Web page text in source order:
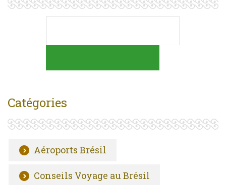
Catégories
Aéroports Brésil
Conseils Voyage au Brésil